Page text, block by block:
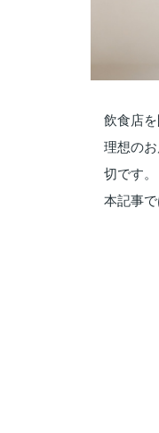
飲食店
理想の
切です。
本記事